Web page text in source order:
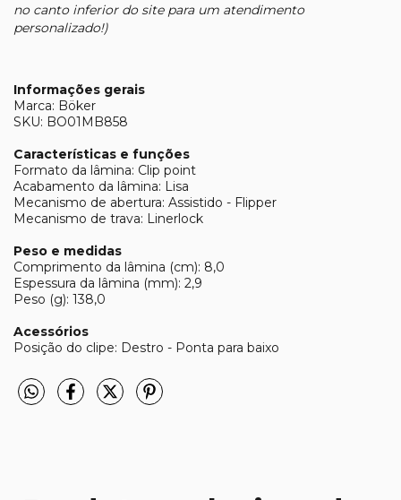
no canto inferior do site para um atendimento
personalizado!)
Informações gerais
Marca: Böker
SKU: BO01MB858
Características e funções
Formato da lâmina: Clip point
Acabamento da lâmina: Lisa
Mecanismo de abertura: Assistido - Flipper
Mecanismo de trava: Linerlock
Peso e medidas
Comprimento da lâmina (cm): 8,0
Espessura da lâmina (mm): 2,9
Peso (g): 138,0
Acessórios
Posição do clipe: Destro - Ponta para baixo